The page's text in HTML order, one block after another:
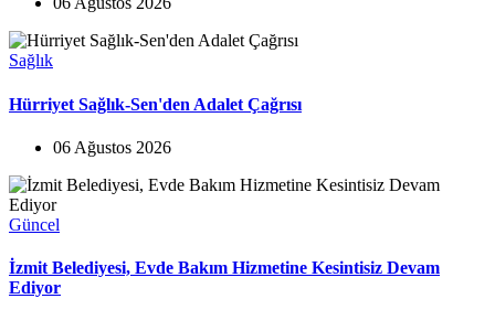
Sağlık
Hürriyet Sağlık-Sen'den Adalet Çağrısı
06 Ağustos 2026
Güncel
İzmit Belediyesi, Evde Bakım Hizmetine Kesintisiz Devam
Ediyor